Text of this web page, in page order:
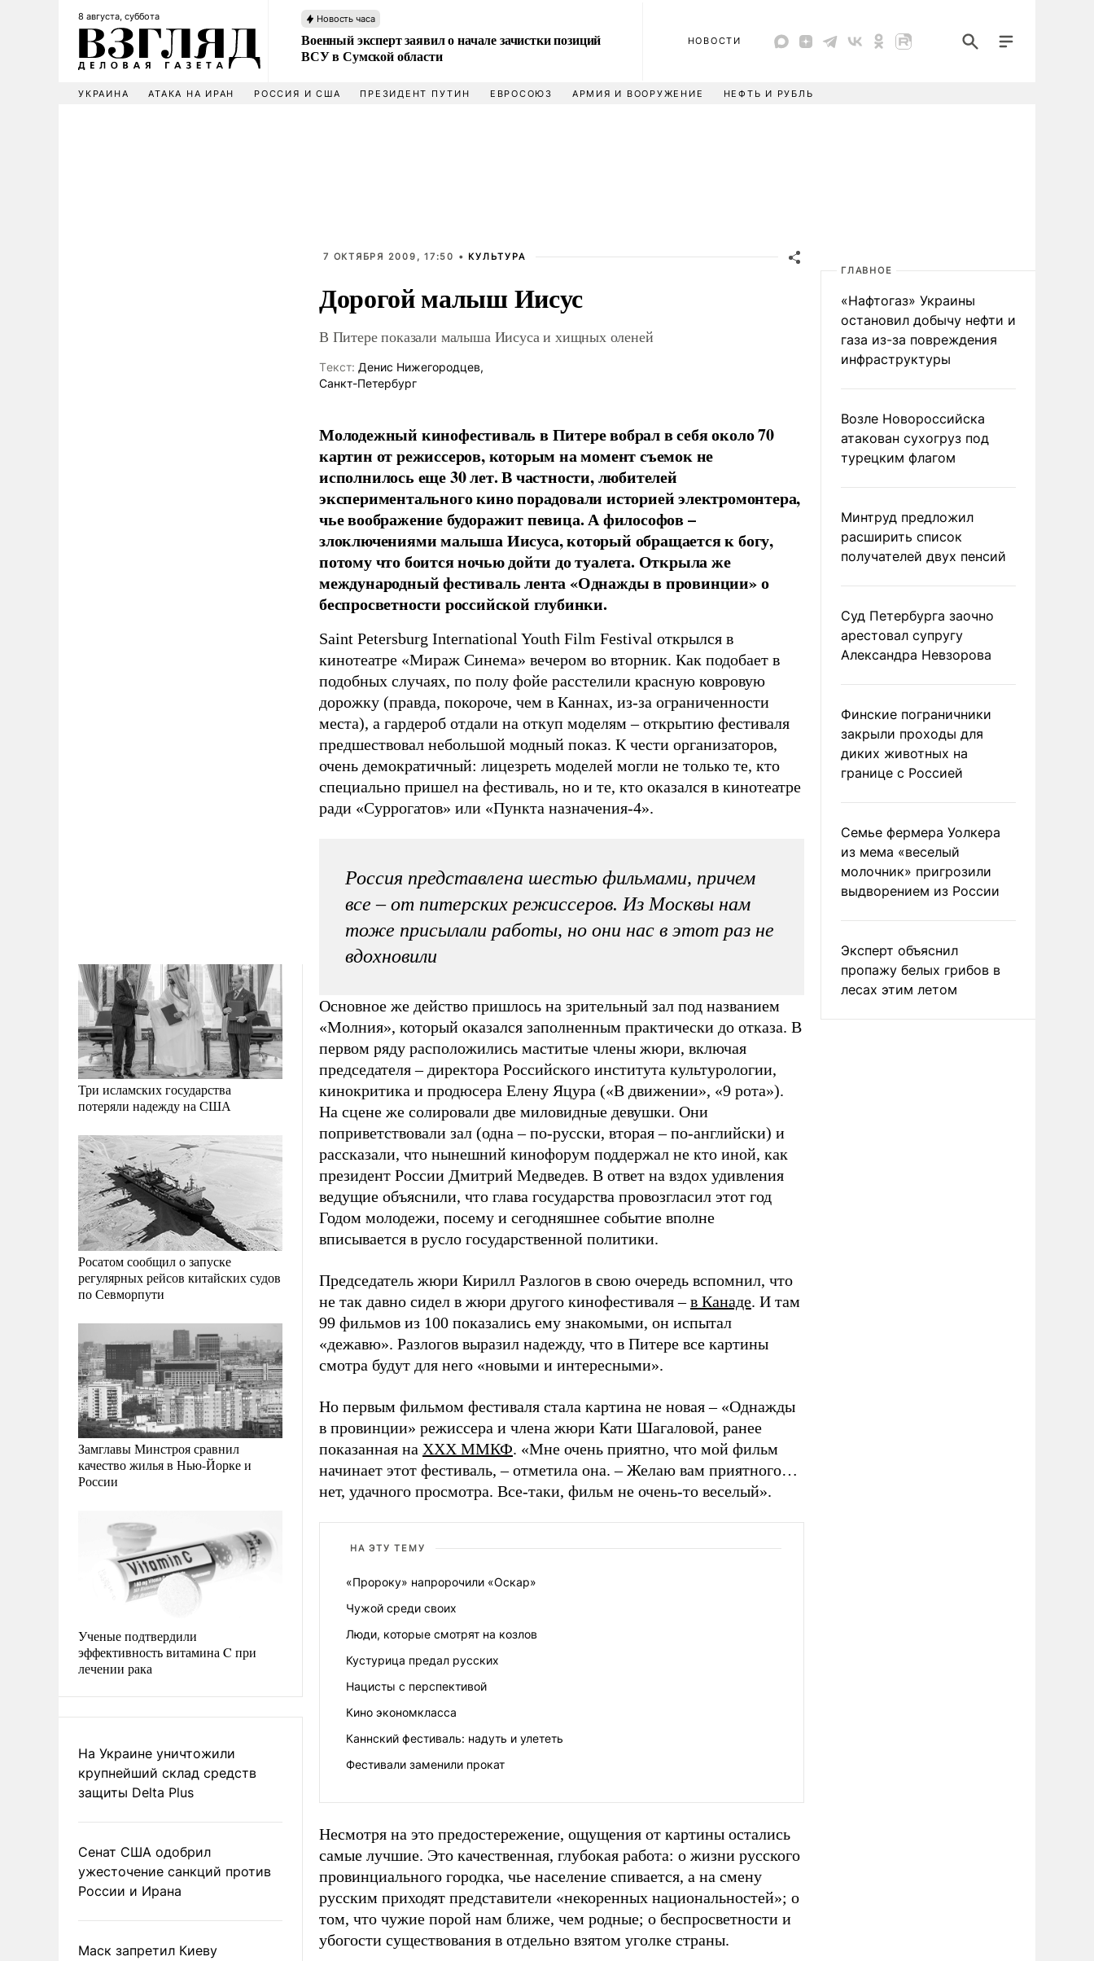
8 августа, суббота Новость часа
Военный эксперт заявил о начале зачистки позиций
ВСУ в Сумской области
НОВОСТИ
УКРАИНА АТАКА НА ИРАН РОССИЯ И США ПРЕЗИДЕНТ ПУТИН ЕВРОСОЮЗ АРМИЯ И ВООРУЖЕНИЕ НЕФТЬ И РУБЛЬ
Три исламских государства
потеряли надежду на США
Росатом сообщил о запуске
регулярных рейсов китайских судов
по Севморпути
Замглавы Минстроя сравнил
качество жилья в Нью-Йорке и
России
Ученые подтвердили
эффективность витамина C при
лечении рака
На Украине уничтожили
крупнейший склад средств
защиты Delta Plus
Сенат США одобрил
ужесточение санкций против
России и Ирана
Маск запретил Киеву
7 ОКТЯБРЯ 2009, 17:50 • КУЛЬТУРА
Дорогой малыш Иисус
В Питере показали малыша Иисуса и хищных оленей
Tекст: Денис Нижегородцев,
Санкт-Петербург
Молодежный кинофестиваль в Питере вобрал в себя около 70
картин от режиссеров, которым на момент съемок не
исполнилось еще 30 лет. В частности, любителей
экспериментального кино порадовали историей электромонтера,
чье воображение будоражит певица. А философов –
злоключениями малыша Иисуса, который обращается к богу,
потому что боится ночью дойти до туалета. Открыла же
международный фестиваль лента «Однажды в провинции» о
беспросветности российской глубинки.
Saint Petersburg International Youth Film Festival открылся в
кинотеатре «Мираж Синема» вечером во вторник. Как подобает в
подобных случаях, по полу фойе расстелили красную ковровую
дорожку (правда, покороче, чем в Каннах, из-за ограниченности
места), а гардероб отдали на откуп моделям – открытию фестиваля
предшествовал небольшой модный показ. К чести организаторов,
очень демократичный: лицезреть моделей могли не только те, кто
специально пришел на фестиваль, но и те, кто оказался в кинотеатре
ради «Суррогатов» или «Пункта назначения-4».
Россия представлена шестью фильмами, причем
все – от питерских режиссеров. Из Москвы нам
тоже присылали работы, но они нас в этот раз не
вдохновили
Основное же действо пришлось на зрительный зал под названием
«Молния», который оказался заполненным практически до отказа. В
первом ряду расположились маститые члены жюри, включая
председателя – директора Российского института культурологии,
кинокритика и продюсера Елену Яцура («В движении», «9 рота»).
На сцене же солировали две миловидные девушки. Они
поприветствовали зал (одна – по-русски, вторая – по-английски) и
рассказали, что нынешний кинофорум поддержал не кто иной, как
президент России Дмитрий Медведев. В ответ на вздох удивления
ведущие объяснили, что глава государства провозгласил этот год
Годом молодежи, посему и сегодняшнее событие вполне
вписывается в русло государственной политики.
Председатель жюри Кирилл Разлогов в свою очередь вспомнил, что
не так давно сидел в жюри другого кинофестиваля –в Канаде. И там
99 фильмов из 100 показались ему знакомыми, он испытал
«дежавю». Разлогов выразил надежду, что в Питере все картины
смотра будут для него «новыми и интересными».
Но первым фильмом фестиваля стала картина не новая – «Однажды
в провинции» режиссера и члена жюри Кати Шагаловой, ранее
показанная на XXX ММКФ. «Мне очень приятно, что мой фильм
начинает этот фестиваль, – отметила она. – Желаю вам приятного…
нет, удачного просмотра. Все-таки, фильм не очень-то веселый».
НА ЭТУ ТЕМУ
«Пророку» напророчили «Оскар»
Чужой среди своих
Люди, которые смотрят на козлов
Кустурица предал русских
Нацисты с перспективой
Кино экономкласса
Каннский фестиваль: надуть и улететь
Фестивали заменили прокат
Несмотря на это предостережение, ощущения от картины остались
самые лучшие. Это качественная, глубокая работа: о жизни русского
провинциального городка, чье население спивается, а на смену
русским приходят представители «некоренных национальностей»; о
том, что чужие порой нам ближе, чем родные; о беспросветности и
убогости существования в отдельно взятом уголке страны.
ГЛАВНОЕ
«Нафтогаз» Украины
остановил добычу нефти и
газа из-за повреждения
инфраструктуры
Возле Новороссийска
атакован сухогруз под
турецким флагом
Минтруд предложил
расширить список
получателей двух пенсий
Суд Петербурга заочно
арестовал супругу
Александра Невзорова
Финские пограничники
закрыли проходы для
диких животных на
границе с Россией
Семье фермера Уолкера
из мема «веселый
молочник» пригрозили
выдворением из России
Эксперт объяснил
пропажу белых грибов в
лесах этим летом